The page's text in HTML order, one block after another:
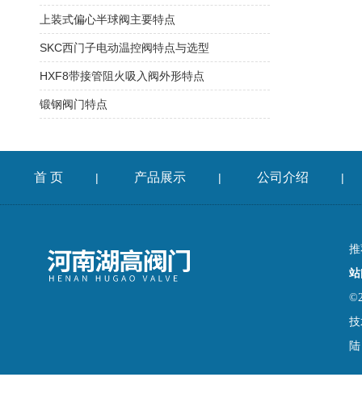
上装式偏心半球阀主要特点
SKC西门子电动温控阀特点与选型
HXF8带接管阻火吸入阀外形特点
锻钢阀门特点
首 页 | 产品展示 | 公司介绍 |
陆